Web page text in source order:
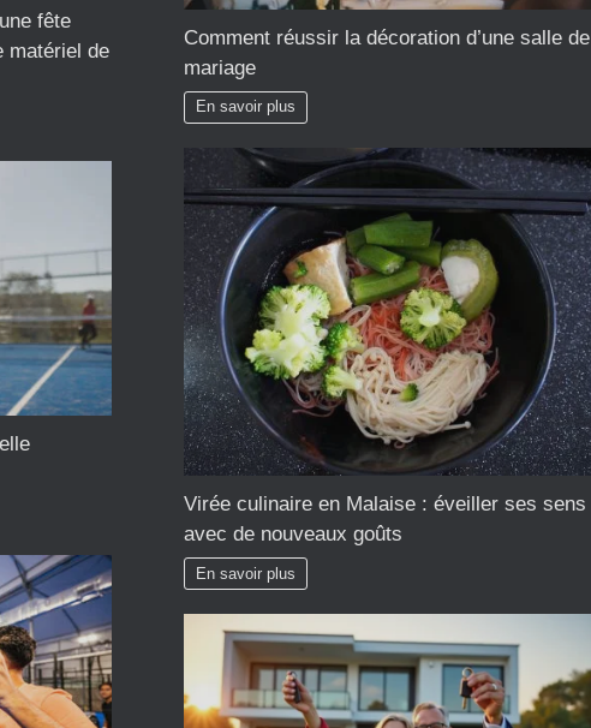
fête
matériel de
Comment réussir la décoration d’une salle de
mariage
En savoir plus
Virée culinaire en Malaise : éveiller ses sens
avec de nouveaux goûts
En savoir plus